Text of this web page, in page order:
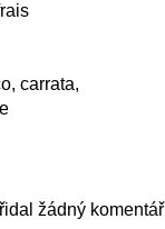
carrata,
žádný komentář